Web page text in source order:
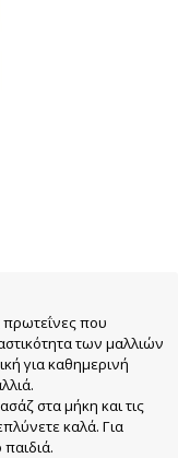
πρωτεΐνες που
των μαλλιών
για καθημερινή
στα μήκη και τις
καλά. Για